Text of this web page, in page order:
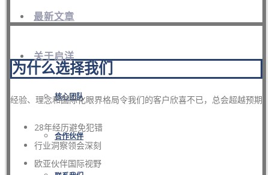
最新文章
关于启洋
核心团队
合作伙伴
为什么选择我们
经验、理念和国际化眼界格局令我们的客户欣喜不已，总会超越预期
28年经历避免犯错
行业洞察领会深刻
欧亚伙伴国际视野